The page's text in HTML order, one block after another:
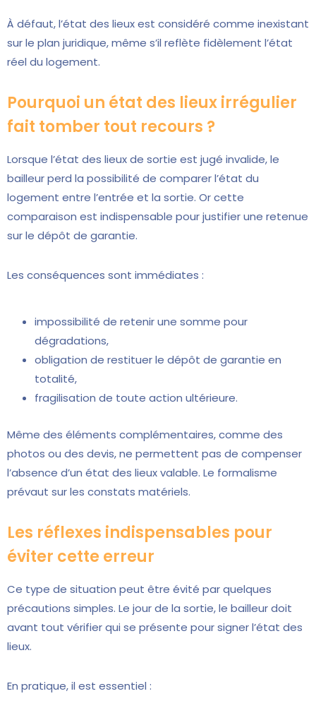
À défaut, l’état des lieux est considéré comme inexistant
sur le plan juridique, même s’il reflète fidèlement l’état
réel du logement.
Pourquoi un état des lieux irrégulier
fait tomber tout recours ?
Lorsque l’état des lieux de sortie est jugé invalide, le
bailleur perd la possibilité de comparer l’état du
logement entre l’entrée et la sortie. Or cette
comparaison est indispensable pour justifier une retenue
sur le dépôt de garantie.
Les conséquences sont immédiates :
impossibilité de retenir une somme pour
dégradations,
obligation de restituer le dépôt de garantie en
totalité,
fragilisation de toute action ultérieure.
Même des éléments complémentaires, comme des
photos ou des devis, ne permettent pas de compenser
l’absence d’un état des lieux valable. Le formalisme
prévaut sur les constats matériels.
Les réflexes indispensables pour
éviter cette erreur
Ce type de situation peut être évité par quelques
précautions simples. Le jour de la sortie, le bailleur doit
avant tout vérifier qui se présente pour signer l’état des
lieux.
En pratique, il est essentiel :